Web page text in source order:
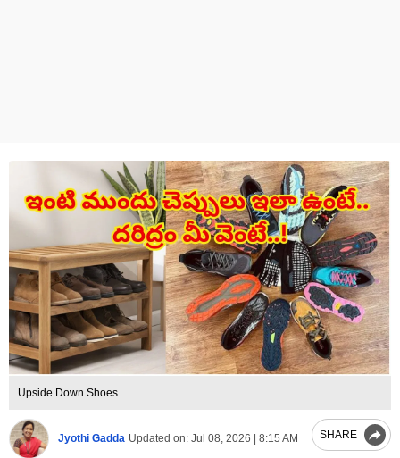
Upside Down Shoes
Jyothi Gadda Updated on: Jul 08, 2026 | 8:15 AM SHARE